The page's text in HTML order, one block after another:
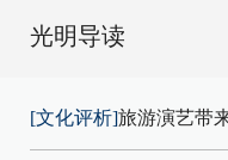
光明导读
[文化评析]旅游演艺带